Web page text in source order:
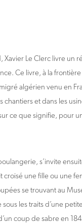
Xavier Le Clerc livre un
Ce livre, à la
algérien venu en
et dans les
ce que signifie, pour
s’invite
croisé une fille ou une
se trouvant au
les traits d’une
coup de sabre en